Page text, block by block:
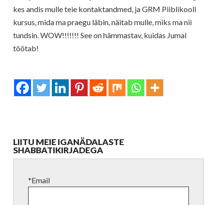
kes andis mulle teie kontaktandmed, ja GRM Piiblikooli
kursus, mida ma praegu läbin, näitab mulle, miks ma nii
tundsin. WOW!!!!!!! See on hämmastav, kuidas Jumal
töötab!
LIITU MEIE IGANÄDALASTE
SHABBATIKIRJADEGA
*Email